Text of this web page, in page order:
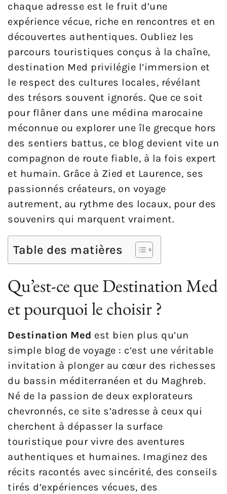
chaque adresse est le fruit d’une
expérience vécue, riche en rencontres et en
découvertes authentiques. Oubliez les
parcours touristiques conçus à la chaîne,
destination Med privilégie l’immersion et
le respect des cultures locales, révélant
des trésors souvent ignorés. Que ce soit
pour flâner dans une médina marocaine
méconnue ou explorer une île grecque hors
des sentiers battus, ce blog devient vite un
compagnon de route fiable, à la fois expert
et humain. Grâce à Zied et Laurence, ses
passionnés créateurs, on voyage
autrement, au rythme des locaux, pour des
souvenirs qui marquent vraiment.
Table des matières
Qu’est-ce que Destination Med
et pourquoi le choisir ?
Destination Med est bien plus qu’un
simple blog de voyage : c’est une véritable
invitation à plonger au cœur des richesses
du bassin méditerranéen et du Maghreb.
Né de la passion de deux explorateurs
chevronnés, ce site s’adresse à ceux qui
cherchent à dépasser la surface
touristique pour vivre des aventures
authentiques et humaines. Imaginez des
récits racontés avec sincérité, des conseils
tirés d’expériences vécues, des